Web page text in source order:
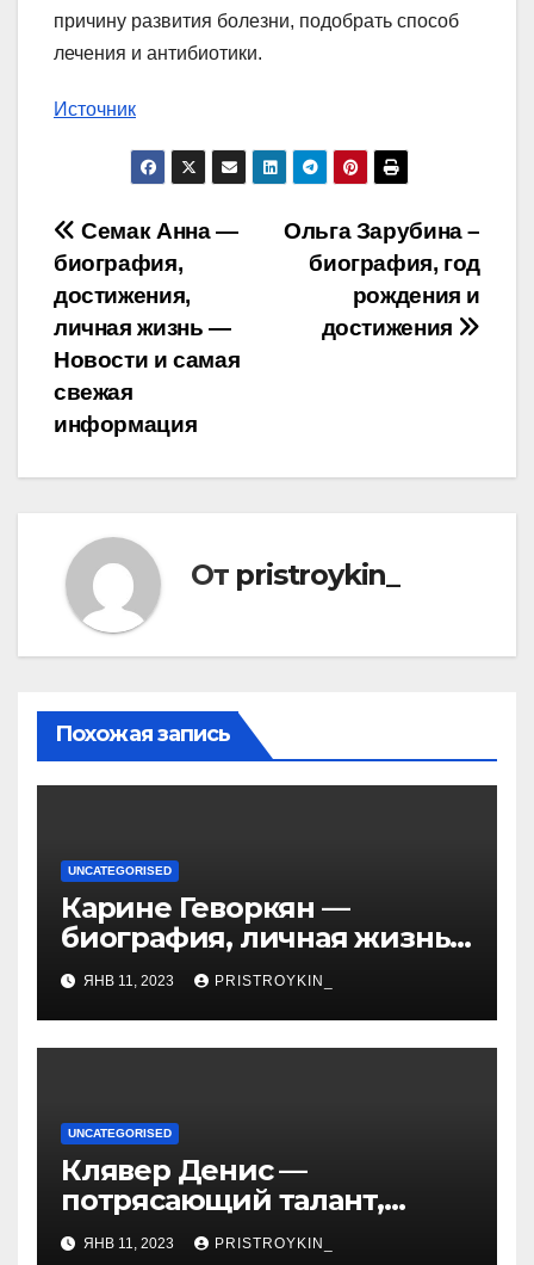
причину развития болезни, подобрать способ
лечения и антибиотики.
Источник
Навигация
по
записям
Ольга Зарубина –
биография, год
рождения и
достижения
Семак Анна —
биография,
достижения,
личная жизнь —
Новости и самая
свежая
информация
От pristroykin_
Похожая запись
UNCATEGORISED
Карине Геворкян —
биография, личная жизнь
и факты из Википедии —
детали о жизни и карьере
известной актрисы
ЯНВ 11, 2023 PRISTROYKIN_
UNCATEGORISED
Клявер Денис —
потрясающий талант,
захватывающий сердца
ЯНВ 11, 2023 PRISTROYKIN_